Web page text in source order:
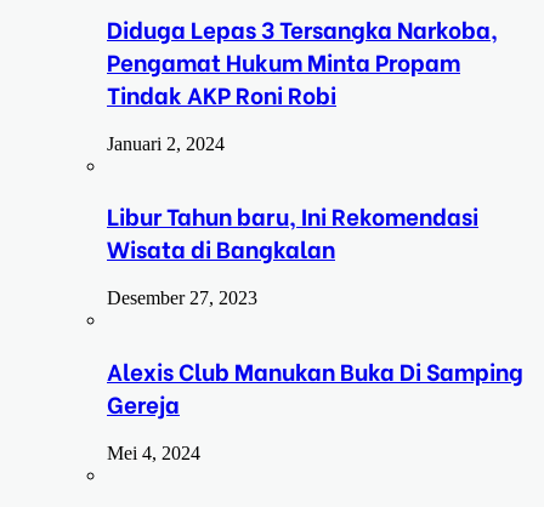
Diduga Lepas 3 Tersangka Narkoba,
Pengamat Hukum Minta Propam
Tindak AKP Roni Robi
Januari 2, 2024
Libur Tahun baru, Ini Rekomendasi
Wisata di Bangkalan
Desember 27, 2023
Alexis Club Manukan Buka Di Samping
Gereja
Mei 4, 2024